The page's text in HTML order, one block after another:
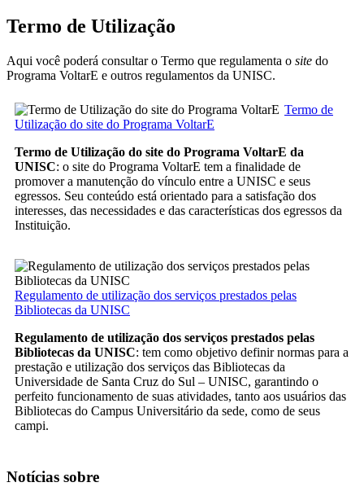
Termo de Utilização
Aqui você poderá consultar o Termo que regulamenta o site do
Programa VoltarE e outros regulamentos da UNISC.
Termo de
Utilização do site do Programa VoltarE
Termo de Utilização do site do Programa VoltarE da
UNISC: o site do Programa VoltarE tem a finalidade de
promover a manutenção do vínculo entre a UNISC e seus
egressos. Seu conteúdo está orientado para a satisfação dos
interesses, das necessidades e das características dos egressos da
Instituição.
Regulamento de utilização dos serviços prestados pelas
Bibliotecas da UNISC
Regulamento de utilização dos serviços prestados pelas
Bibliotecas da UNISC: tem como objetivo definir normas para a
prestação e utilização dos serviços das Bibliotecas da
Universidade de Santa Cruz do Sul – UNISC, garantindo o
perfeito funcionamento de suas atividades, tanto aos usuários das
Bibliotecas do Campus Universitário da sede, como de seus
campi.
Notícias sobre